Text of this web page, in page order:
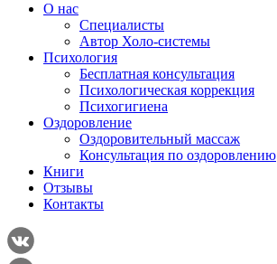
О нас
Специалисты
Автор Холо-системы
Психология
Бесплатная консультация
Психологическая коррекция
Психогигиена
Оздоровление
Оздоровительный массаж
Консультация по оздоровлению
Книги
Отзывы
Контакты